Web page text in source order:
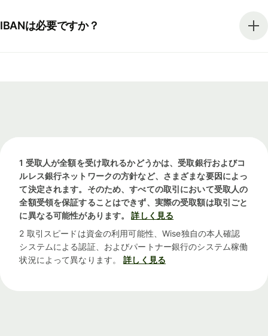
IBANは必要ですか？
1 受取人が全額を受け取れるかどうかは、受取銀行およびコ
ルレス銀行ネットワークの方針など、さまざまな要因によっ
て決定されます。そのため、すべての取引において受取人の
全額受領を保証することはできず、実際の受取額は取引ごと
に異なる可能性があります。
詳しく見る
2 取引スピードは資金の利用可能性、Wise独自の本人確認
システムによる認証、およびパートナー銀行のシステム稼働
状況によって異なります。
詳しく見る